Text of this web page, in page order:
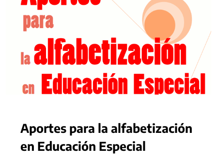
Aportes para la alfabetización
en Educación Especial